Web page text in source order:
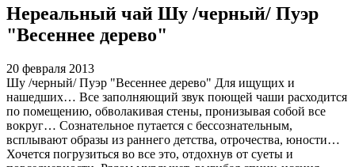
Нереальный чай Шу /черный/ Пуэр
"Весеннее дерево"
20 февраля 2013
Шу /черный/ Пуэр "Весеннее дерево" Для ищущих и
нашедших… Все заполняющий звук поющей чаши расходится
по помещению, обволакивая стены, пронизывая собой все
вокруг… Сознательное путается с бессознательным,
всплывают образы из раннего детства, отрочества, юности…
Хочется погрузиться во все это, отдохнув от суеты и